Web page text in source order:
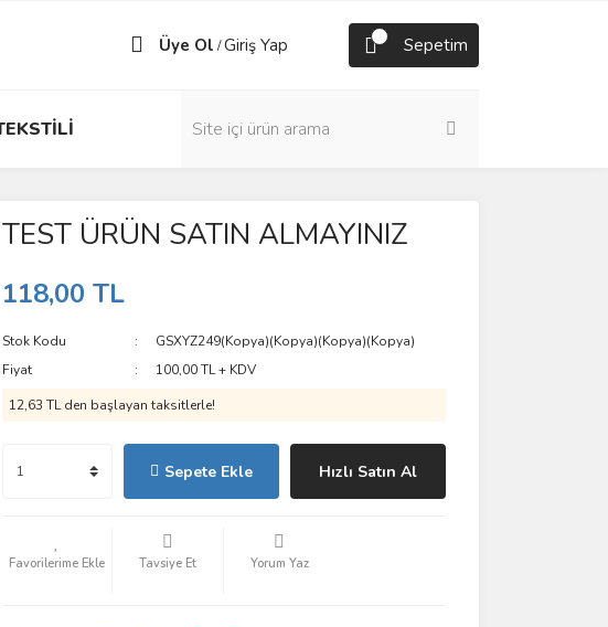
Üye Ol /Giriş Yap Sepetim
TEST ÜRÜN SATIN ALMAYINIZ
118,00 TL
Stok Kodu
GSXYZ249(Kopya)(Kopya)(Kopya)(Kopya)
Fiyat
100,00 TL + KDV
12,63 TL den başlayan taksitlerle!
Sepete Ekle Hızlı Satın Al
Tavsiye Et Yorum Yaz